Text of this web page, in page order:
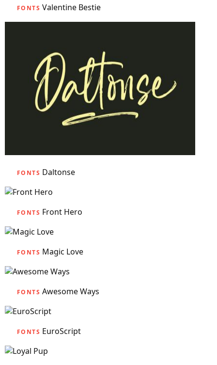
FONTS Valentine Bestie
FONTS Daltonse
FONTS Front Hero
FONTS Magic Love
FONTS Awesome Ways
FONTS EuroScript